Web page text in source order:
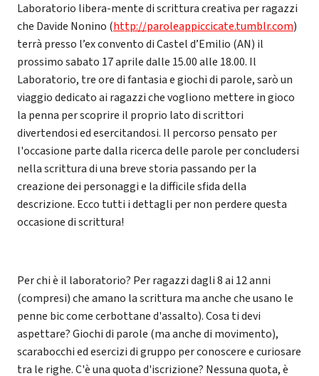
Laboratorio libera-mente di scrittura creativa per ragazzi
che Davide Nonino (http://paroleappiccicate.tumblr.com)
terrà presso l’ex convento di Castel d’Emilio (AN) il
prossimo sabato 17 aprile dalle 15.00 alle 18.00. Il
Laboratorio, tre ore di fantasia e giochi di parole, sarò un
viaggio dedicato ai ragazzi che vogliono mettere in gioco
la penna per scoprire il proprio lato di scrittori
divertendosi ed esercitandosi. Il percorso pensato per
l'occasione parte dalla ricerca delle parole per concludersi
nella scrittura di una breve storia passando per la
creazione dei personaggi e la difficile sfida della
descrizione. Ecco tutti i dettagli per non perdere questa
occasione di scrittura!
Per chi è il laboratorio? Per ragazzi dagli 8 ai 12 anni
(compresi) che amano la scrittura ma anche che usano le
penne bic come cerbottane d'assalto). Cosa ti devi
aspettare? Giochi di parole (ma anche di movimento),
scarabocchi ed esercizi di gruppo per conoscere e curiosare
tra le righe. C'è una quota d'iscrizione? Nessuna quota, è